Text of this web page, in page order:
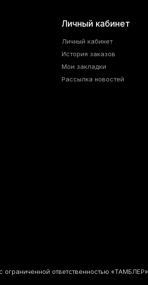
Личный кабинет
Личный кабинет
История заказов
Мои закладки
Рассылка новостей
ограниченной ответственностью «ТАМБЛЕР»